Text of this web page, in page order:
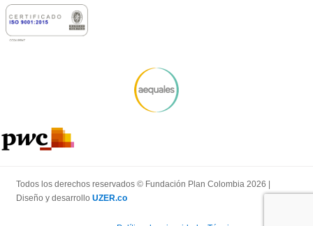
Todos los derechos reservados © Fundación Plan Colombia 2026 |
Diseño y desarrollo UZER.co